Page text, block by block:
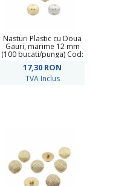
Nasturi Plastic cu Doua
Gauri, marime 12 mm
(100 bucati/punga) Cod:
17,30 RON
TVA Inclus